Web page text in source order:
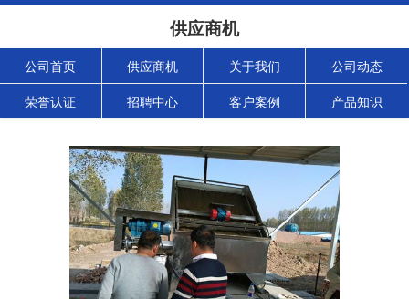
供应商机
公司首页 供应商机 关于我们 公司动态
荣誉认证 招聘中心 客户案例 产品知识